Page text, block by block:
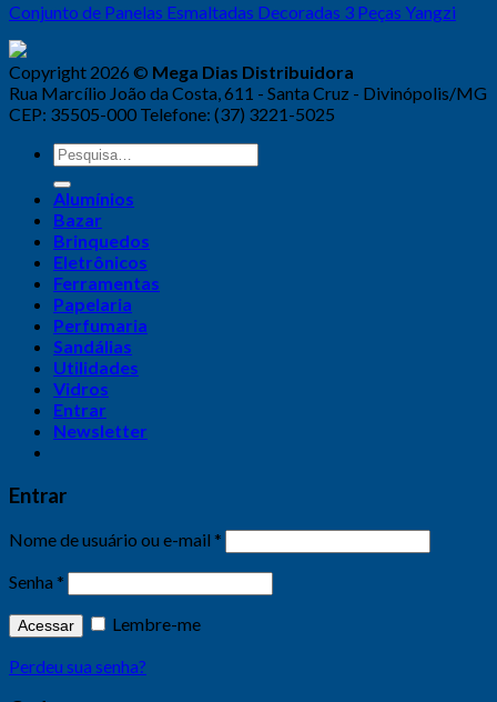
Conjunto de Panelas Esmaltadas Decoradas 3 Peças Yangzi
Copyright 2026 © Mega Dias Distribuidora
Rua Marcílio João da Costa, 611 - Santa Cruz - Divinópolis/MG
CEP: 35505-000 Telefone: (37) 3221-5025
Alumínios
Bazar
Brinquedos
Eletrônicos
Ferramentas
Papelaria
Perfumaria
Sandálias
Utilidades
Vidros
Entrar
Newsletter
Entrar
Nome de usuário ou e-mail *
Senha *
Acessar
Lembre-me
Perdeu sua senha?